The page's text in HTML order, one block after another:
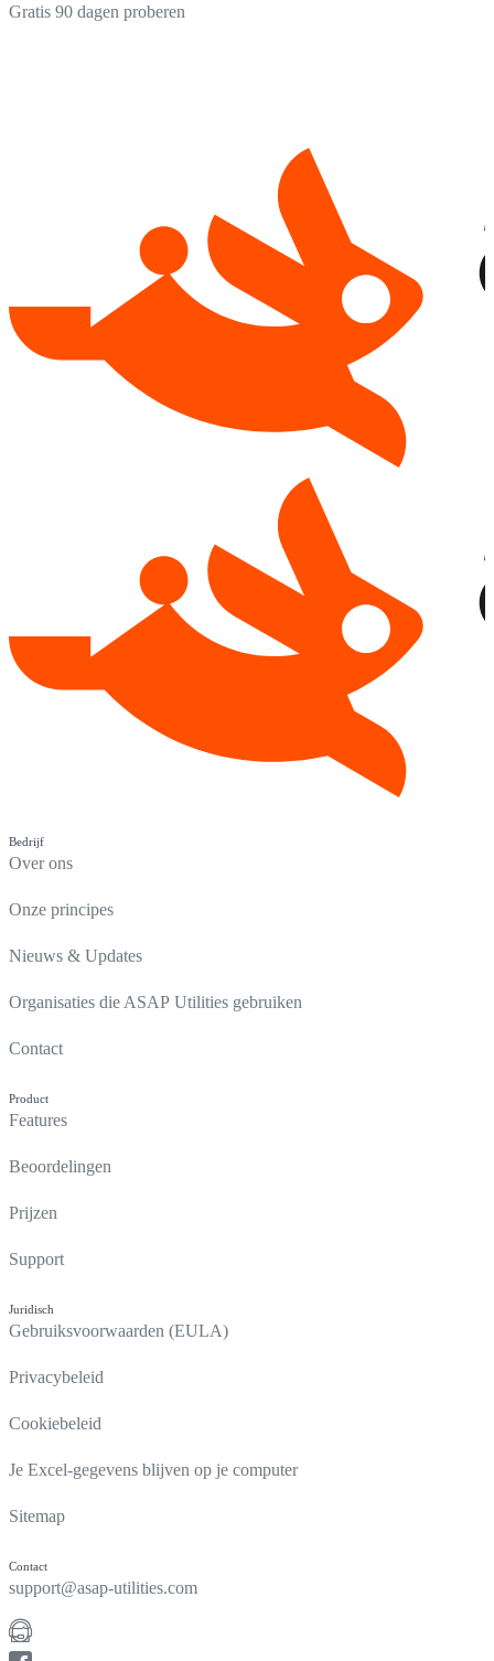
Gratis 90 dagen proberen
Bedrijf
Over ons
Onze principes
Nieuws & Updates
Organisaties die ASAP Utilities gebruiken
Contact
Product
Features
Beoordelingen
Prijzen
Support
Juridisch
Gebruiksvoorwaarden (EULA)
Privacybeleid
Cookiebeleid
Je Excel-gegevens blijven op je computer
Sitemap
Contact
support@asap-utilities.com